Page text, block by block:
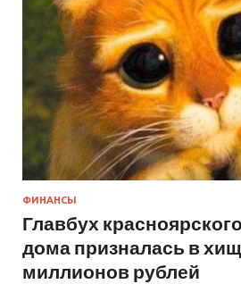
ФИНАНСЫ
Главбух
дома призналась в
миллионов рублей